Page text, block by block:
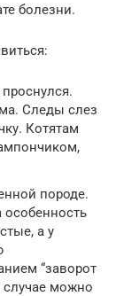
болезни.
Следы слез
Котятам
породе.
особенность
а у
“заворот
случае можно